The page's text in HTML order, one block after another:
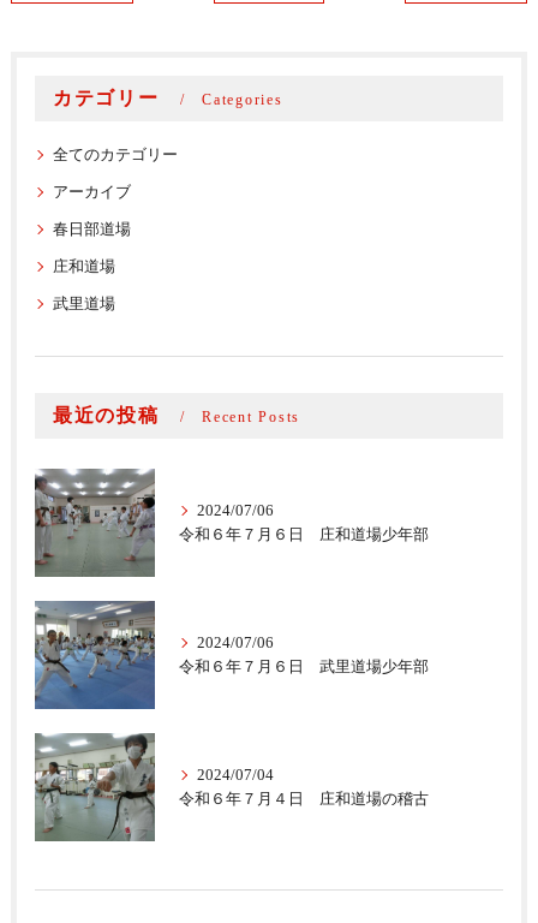
カテゴリー Categories
全てのカテゴリー
アーカイブ
春日部道場
庄和道場
武里道場
最近の投稿 Recent Posts
2024/07/06
令和６年７月６日 庄和道場少年部
2024/07/06
令和６年７月６日 武里道場少年部
2024/07/04
令和６年７月４日 庄和道場の稽古